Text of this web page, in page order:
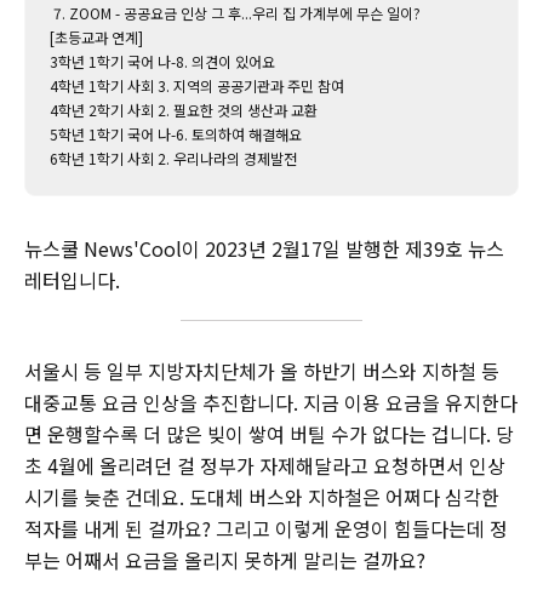
ZOOM - 공공요금 인상 그 후...우리 집 가계부에 무슨 일이?
[초등교과 연계]
3학년 1학기 국어 나-8. 의견이 있어요
4학년 1학기 사회 3. 지역의 공공기관과 주민 참여
4학년 2학기 사회 2. 필요한 것의 생산과 교환
5학년 1학기 국어 나-6. 토의하여 해결해요
6학년 1학기 사회 2. 우리나라의 경제발전
뉴스쿨 News'Cool이 2023년 2월17일 발행한 제39호 뉴스
레터입니다.
서울시 등 일부 지방자치단체가 올 하반기 버스와 지하철 등
대중교통 요금 인상을 추진합니다. 지금 이용 요금을 유지한다
면 운행할수록 더 많은 빚이 쌓여 버틸 수가 없다는 겁니다. 당
초 4월에 올리려던 걸 정부가 자제해달라고 요청하면서 인상
시기를 늦춘 건데요. 도대체 버스와 지하철은 어쩌다 심각한
적자를 내게 된 걸까요? 그리고 이렇게 운영이 힘들다는데 정
부는 어째서 요금을 올리지 못하게 말리는 걸까요?